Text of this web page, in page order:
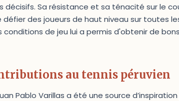
décisifs. Sa résistance et sa ténacité sur le
des joueurs de haut niveau sur toutes
de jeu lui a permis d'obtenir de
au tennis péruvien
Pablo Varillas a été une source